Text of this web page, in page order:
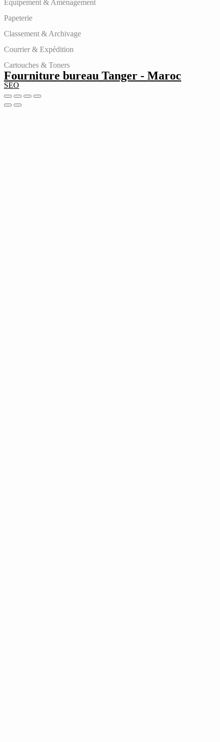
Équipement & Aménagement
Papeterie
Classement & Archivage
Courrier & Expédition
Cartouches & Toners
Fourniture bureau Tanger - Maroc
SEO